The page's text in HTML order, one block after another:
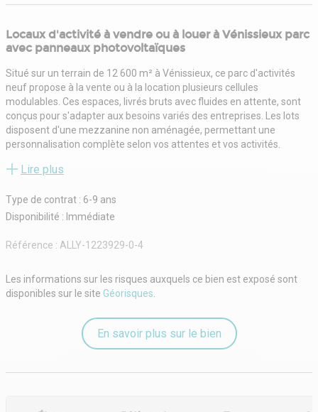
Locaux d'activité à vendre ou à louer à Vénissieux parc
avec panneaux photovoltaïques
Situé sur un terrain de 12 600 m² à Vénissieux, ce parc d'activités
neuf propose à la vente ou à la location plusieurs cellules
modulables. Ces espaces, livrés bruts avec fluides en attente, sont
conçus pour s'adapter aux besoins variés des entreprises. Les lots
disposent d'une mezzanine non aménagée, permettant une
personnalisation complète selon vos attentes et vos activités.
plain-pied, une cour de déchargement, des bureaux livrés bruts, des
peau, une charpente métallique et un portail automatique.
L'équipement inclut également l'isolation, une couverture en bac
par lot.
techniques des entreprises à la recherche de solutions évolutives à
Vénissieux.
Cour de déchargement
Bureaux livrés brut avec fluides en attente
Lot D03 vendu avec aménagements de bureaux en rez-de-chaussée
Lire plus
Type de contrat : 6-9 ans
Disponibilité : Immédiate
Référence : ALLY-1223929-0-4
Les informations sur les risques auxquels ce bien est exposé sont
disponibles sur le site Géorisques.
En savoir plus sur le bien